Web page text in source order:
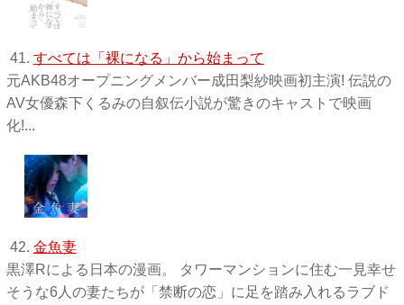
41. すべては「裸になる」から始まって
元AKB48オープニングメンバー成田梨紗映画初主演! 伝説の
AV女優森下くるみの自叙伝小説が驚きのキャストで映画
化!...
42. 金魚妻
黒澤Rによる日本の漫画。 タワーマンションに住む一見幸せ
そうな6人の妻たちが「禁断の恋」に足を踏み入れるラブド